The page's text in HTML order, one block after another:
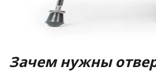
Зачем нужны